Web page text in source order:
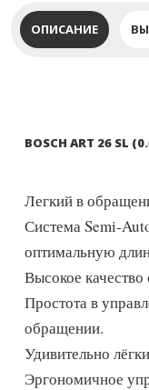
ОПИСАНИЕ
BOSCH ART 26
Легкий в
Система Semi-
оптимальную
Высокое
Простота в
обращении.
Удивительно
Эргономичное